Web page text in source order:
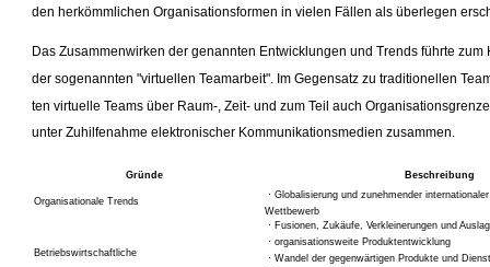
den herkömmlichen Organisationsformen in vielen Fällen als überlegen
Das Zusammenwirken der genannten Entwicklungen und Trends führte zum
der sogenannten "virtuellen Teamarbeit". Im Gegensatz zu traditionellen
ten virtuelle Teams über Raum-, Zeit- und zum Teil auch
unter Zuhilfenahme elektronischer Kommunikationsmedien zusammen.
Gründe Beschreibung
Organisationale Trends
· Globalisierung und zunehmender internationaler
Wettbewerb
· Fusionen, Zukäufe, Verkleinerungen und
Betriebswirtschaftliche
· organisationsweite Produktentwicklung
· Wandel der gegenwärtigen Produkte und